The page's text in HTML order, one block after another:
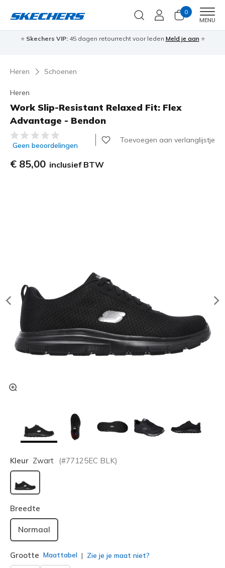
0
MENU
⭐ Skechers VIP:45 dagen retourrecht voor leden Meld je aan ⭐
Heren Schoenen
Heren
Work Slip-Resistant Relaxed Fit: Flex
Advantage - Bendon
5 van de 5 klantbeoordelingen
Geen beoordelingen
Toevoegen aan verlanglijstje
€ 85,00 inclusief BTW
Kleur Zwart (#77125EC BLK)
geselecteerd
Breedte
Normaal
Grootte Maattabel Zie je je maat niet?